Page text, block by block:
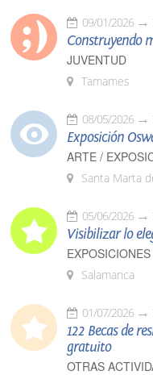
09/01/2026
Construyendo
JUVENTUD
Tamames
08/05/2026
Exposición
ARTE /
Santa Marta
05/06/2026
Visibilizar lo
EXPOSICIONES
Salamanca
01/07/2026
122 Becas de
gratuito
OTRAS